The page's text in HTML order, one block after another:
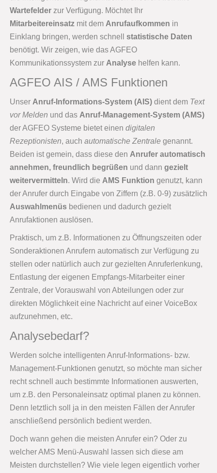
Wartefelder zur Verfügung. Möchtet Ihr
Mitarbeitereinsatz mit dem Anrufaufkommen in
Einklang bringen, werden schnell statistische Daten
benötigt. Wir zeigen, wie das AGFEO
Kommunikationssystem zur Analyse helfen kann.
AGFEO AIS / AMS Funktionen
Unser Anruf-Informations-System (AIS) dient dem Text
vor Melden und das Anruf-Management-System (AMS)
der AGFEO Systeme bietet einen digitalen
Rezeptionisten, auch automatische Zentrale genannt.
Beiden ist gemein, dass diese den Anrufer automatisch
annehmen, freundlich begrüßen und dann gezielt
weitervermitteln. Wird die AMS Funktion genutzt, kann
der Anrufer durch Eingabe von Ziffern (z.B. 0-9) zusätzlich
Auswahlmenüs bedienen und dadurch gezielt
Anrufaktionen auslösen.
Praktisch, um z.B. Informationen zu Öffnungszeiten oder
Sonderaktionen Anrufern automatisch zur Verfügung zu
stellen oder natürlich auch zur gezielten Anruferlenkung,
Entlastung der eigenen Empfangs-Mitarbeiter einer
Zentrale, der Vorauswahl von Abteilungen oder zur
direkten Möglichkeit eine Nachricht auf einer VoiceBox
aufzunehmen, etc.
Analysebedarf?
Werden solche intelligenten Anruf-Informations- bzw.
Management-Funktionen genutzt, so möchte man sicher
recht schnell auch bestimmte Informationen auswerten,
um z.B. den Personaleinsatz optimal planen zu können.
Denn letztlich soll ja in den meisten Fällen der Anrufer
anschließend persönlich bedient werden.
Doch wann gehen die meisten Anrufer ein? Oder zu
welcher AMS Menü-Auswahl lassen sich diese am
Meisten durchstellen? Wie viele legen eigentlich vorher